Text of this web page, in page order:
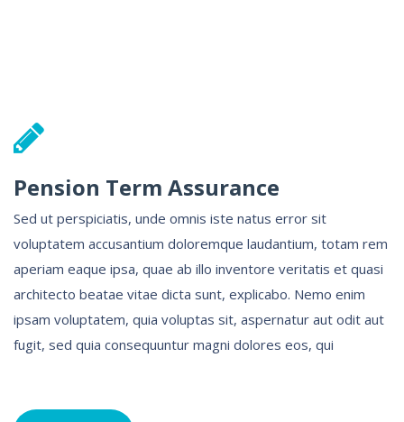
Pension Term Assurance
Sed ut perspiciatis, unde omnis iste natus error sit
voluptatem accusantium doloremque laudantium, totam rem
aperiam eaque ipsa, quae ab illo inventore veritatis et quasi
architecto beatae vitae dicta sunt, explicabo. Nemo enim
ipsam voluptatem, quia voluptas sit, aspernatur aut odit aut
fugit, sed quia consequuntur magni dolores eos, qui